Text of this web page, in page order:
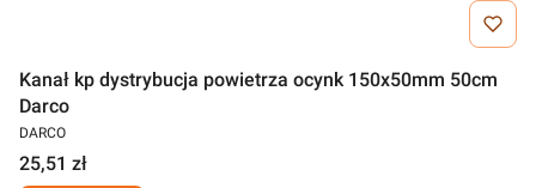
Kanał kp dystrybucja powietrza ocynk 150x50mm 50cm
Darco
DARCO
25,51 zł